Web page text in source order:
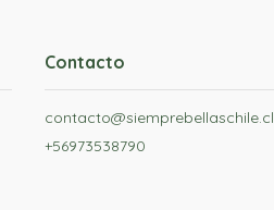
Contacto
contacto@siemprebellaschile.cl
+56973538790